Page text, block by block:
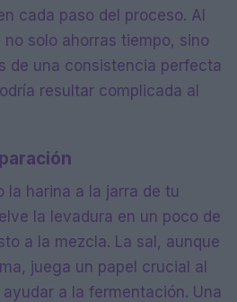
cada paso del proceso. Al
solo ahorras tiempo, sino
de una consistencia perfecta
resultar complicada al
la harina a la jarra de tu
la levadura en un poco de
a la mezcla. La sal, aunque
juega un papel crucial al
a la fermentación. Una